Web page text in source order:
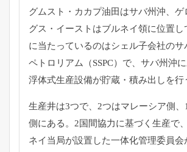
グムスト・カカプ油田はサバ州沖、ゲ
グス・ イーストはブルネイ領に位置し
に当たっているのはシェル子会社のサ
ペトロリアム（SSPC）で、 サバ州沖
浮体式生産設備が貯蔵・積み出しを行
生産井は3つで、2つはマレーシア側、
側にある。 2国間協力に基づく生産で、
ネイ当局が設置した一体化管理委員会